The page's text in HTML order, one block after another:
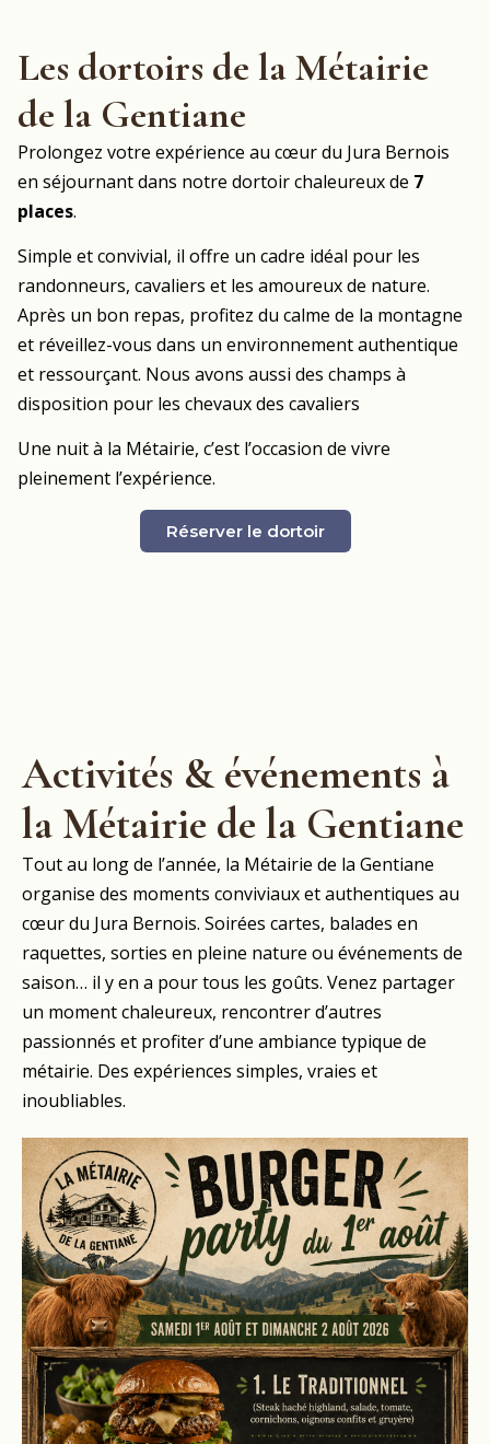
Les dortoirs de la Métairie
de la Gentiane
Prolongez votre expérience au cœur du Jura Bernois
en séjournant dans notre dortoir chaleureux de 7
places.
Simple et convivial, il offre un cadre idéal pour les
randonneurs, cavaliers et les amoureux de nature.
Après un bon repas, profitez du calme de la montagne
et réveillez-vous dans un environnement authentique
et ressourçant. Nous avons aussi des champs à
disposition pour les chevaux des cavaliers
Une nuit à la Métairie, c’est l’occasion de vivre
pleinement l’expérience.
Réserver le dortoir
Activités & événements à
la Métairie de la Gentiane
Tout au long de l’année, la Métairie de la Gentiane
organise des moments conviviaux et authentiques au
cœur du Jura Bernois. Soirées cartes, balades en
raquettes, sorties en pleine nature ou événements de
saison… il y en a pour tous les goûts. Venez partager
un moment chaleureux, rencontrer d’autres
passionnés et profiter d’une ambiance typique de
métairie. Des expériences simples, vraies et
inoubliables.